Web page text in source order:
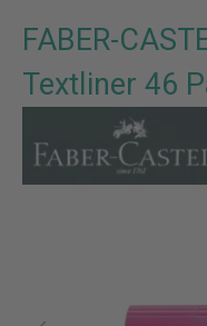
FABER-
Textliner 46